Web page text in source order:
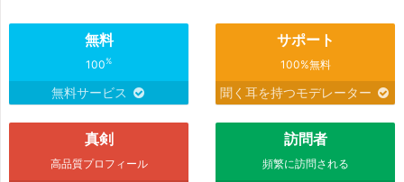
無料
100%
無料サービス
サポート
100%無料
聞く耳を持つモデレーター
真剣
高品質プロフィール
訪問者
頻繁に訪問される